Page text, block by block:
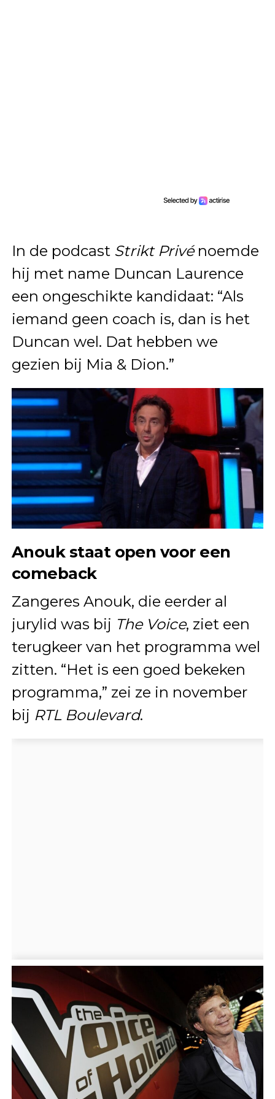
In de podcast Strikt Privénoemde
hij met name Duncan Laurence
een ongeschikte kandidaat: “Als
iemand geen coach is, dan is het
Duncan wel. Dat hebben we
gezien bij Mia & Dion.”
Anouk staat open voor een
comeback
Zangeres Anouk, die eerder al
jurylid was bij The Voice, ziet een
terugkeer van het programma wel
zitten. “Het is een goed bekeken
programma,” zei ze in november
bij RTL Boulevard.